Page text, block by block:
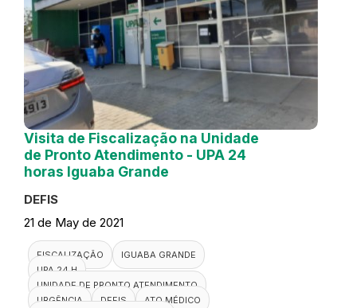
Visita de Fiscalização na Unidade
de Pronto Atendimento - UPA 24
horas Iguaba Grande
DEFIS
21 de May de 2021
FISCALIZAÇÃO
IGUABA GRANDE
UPA 24 H
UNIDADE DE PRONTO ATENDIMENTO
URGÊNCIA
DEFIS
ATO MÉDICO